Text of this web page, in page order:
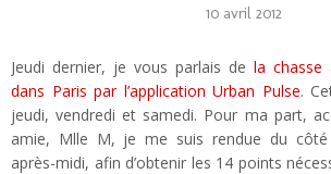
10 avril 2012
Jeudi dernier, je vous parlais de la chasse
dans Paris par l’application Urban Pulse.
jeudi, vendredi et samedi. Pour ma part,
amie, Mlle M, je me suis rendue du côté
après-midi, afin d’obtenir les 14 points